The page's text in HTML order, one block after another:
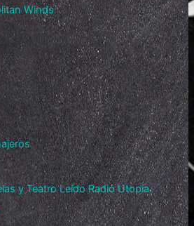
Winds
y Teatro Leído Radio Utopía